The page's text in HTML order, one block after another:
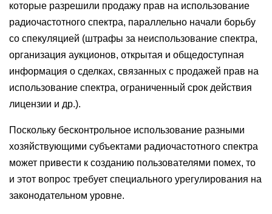
которые разрешили продажу прав на использование
радиочастотного спектра, параллельно начали борьбу
со спекуляцией (штрафы за неиспользование спектра,
организация аукционов, открытая и общедоступная
информация о сделках, связанных с продажей прав на
использование спектра, ограниченный срок действия
лицензии и др.).
Поскольку бесконтрольное использование разными
хозяйствующими субъектами радиочастотного спектра
может привести к созданию пользователями помех, то
и этот вопрос требует специального урегулирования на
законодательном уровне.